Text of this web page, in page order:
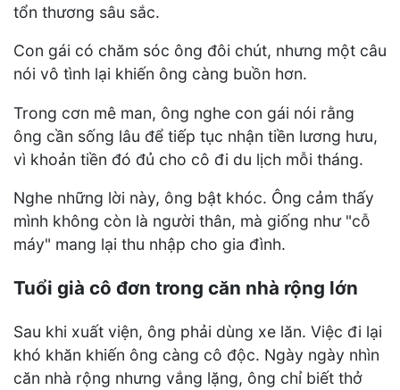
tổn thương sâu sắc.
Con gái có chăm sóc ông đôi chút, nhưng một câu
nói vô tình lại khiến ông càng buồn hơn.
Trong cơn mê man, ông nghe con gái nói rằng
ông cần sống lâu để tiếp tục nhận tiền lương hưu,
vì khoản tiền đó đủ cho cô đi du lịch mỗi tháng.
Nghe những lời này, ông bật khóc. Ông cảm thấy
mình không còn là người thân, mà giống như "cỗ
máy" mang lại thu nhập cho gia đình.
Tuổi già cô đơn trong căn nhà rộng lớn
Sau khi xuất viện, ông phải dùng xe lăn. Việc đi lại
khó khăn khiến ông càng cô độc. Ngày ngày nhìn
căn nhà rộng nhưng vắng lặng, ông chỉ biết thở